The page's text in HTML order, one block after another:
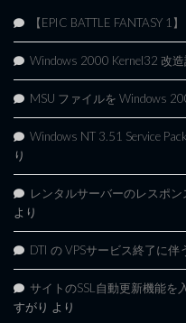
【EPIC BATTLE FANTASY 1
Windows 2000 Kernel32 改造
MSU ファイルを Windows
Windows NT 3.51 Service
り
レンタルサーバーのレスポ
より
DTI の VPSサービス終了に
サイトのSSL自動更新機能を
すがり より